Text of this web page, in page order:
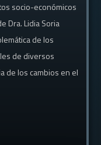
socio-económicos
Dra. Lidia Soria
de los
de diversos
de los cambios en el